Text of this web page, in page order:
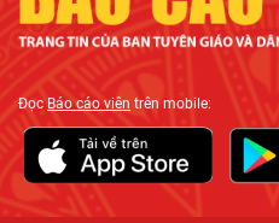
ĐọcBáo cáo viên trên mobile: